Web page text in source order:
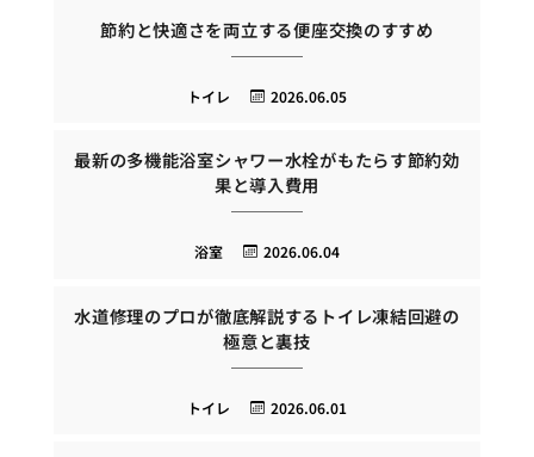
節約と快適さを両立する便座交換のすすめ
2026.06.05
トイレ
最新の多機能浴室シャワー水栓がもたらす節約効
果と導入費用
2026.06.04
浴室
水道修理のプロが徹底解説するトイレ凍結回避の
極意と裏技
2026.06.01
トイレ